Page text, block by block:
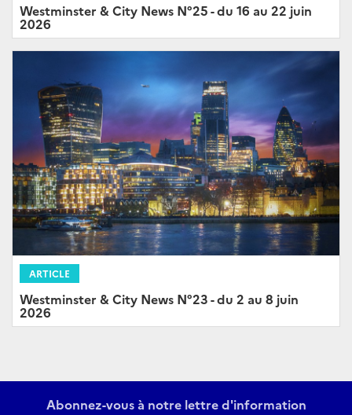
Westminster & City News N°25 - du 16 au 22 juin
2026
ARTICLE
Westminster & City News N°23 - du 2 au 8 juin
2026
Abonnez-vous à notre lettre d'information